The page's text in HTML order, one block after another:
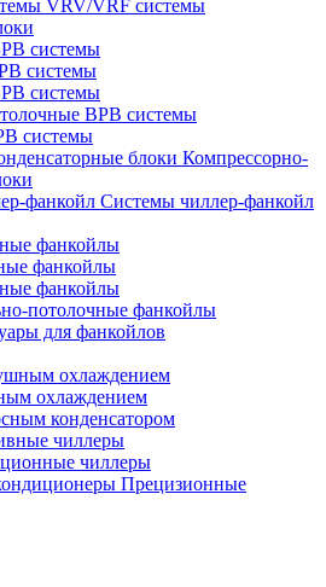
VRV/VRF системы
системы
системы
системы
ВРВ системы
системы
Компрессорно-
Системы чиллер-фанкойл
фанкойлы
фанкойлы
фанкойлы
потолочные фанкойлы
для фанкойлов
охлаждением
охлаждением
конденсатором
чиллеры
чиллеры
Прецизионные